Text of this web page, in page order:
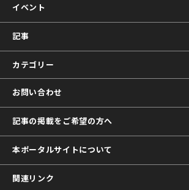
イベント
記事
カテゴリー
お問い合わせ
記事の掲載をご希望の方へ
本ポータルサイトについて
関連リンク